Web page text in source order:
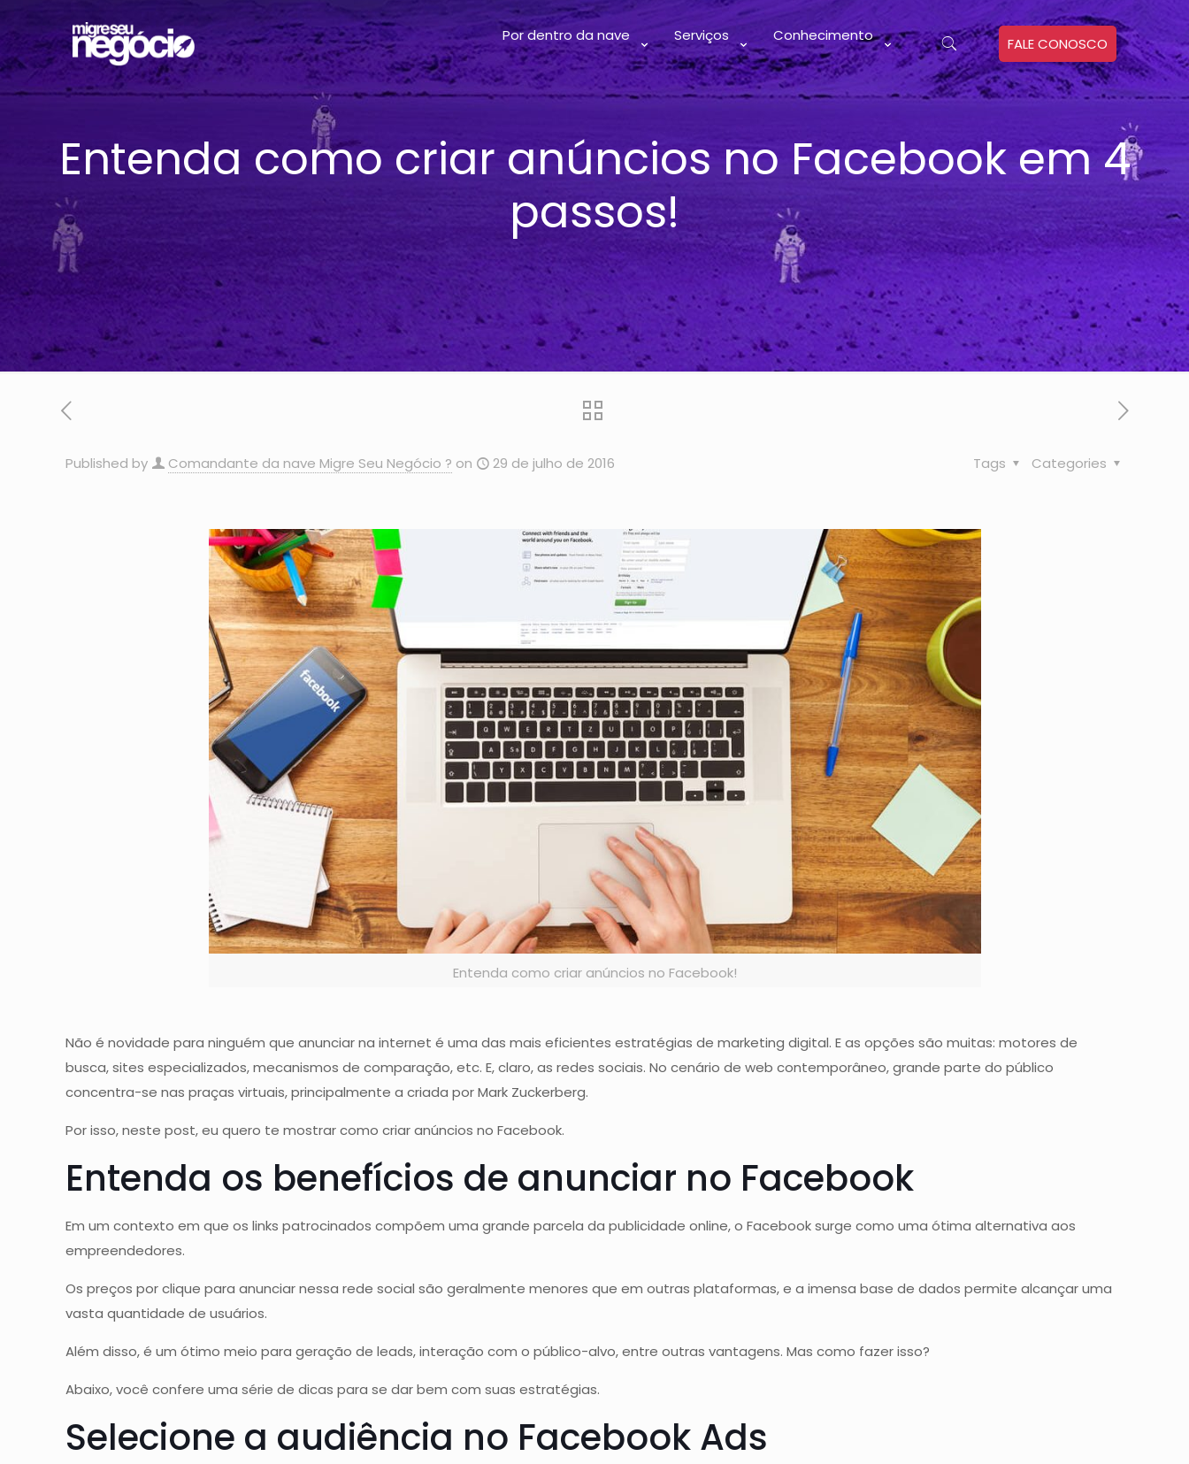
Por dentro da nave Serviços Conhecimento FALE CONOSCO
Entenda como criar anúncios no Facebook em 4
passos!
Published by Comandante da nave Migre Seu Negócio ? on 29 de julho de 2016 Categories
Tags
Entenda como criar anúncios no Facebook!
Não é novidade para ninguém que anunciar na internet é uma das mais eficientes estratégias de marketing digital. E as opções são muitas: motores de
busca, sites especializados, mecanismos de comparação, etc. E, claro, as redes sociais. No cenário de web contemporâneo, grande parte do público
concentra-se nas praças virtuais, principalmente a criada por Mark Zuckerberg.
Por isso, neste post, eu quero te mostrar como criar anúncios no Facebook.
Entenda os benefícios de anunciar no Facebook
Em um contexto em que os links patrocinados compõem uma grande parcela da publicidade online, o Facebook surge como uma ótima alternativa aos
empreendedores.
Os preços por clique para anunciar nessa rede social são geralmente menores que em outras plataformas, e a imensa base de dados permite alcançar uma
vasta quantidade de usuários.
Além disso, é um ótimo meio para geração de leads, interação com o público-alvo, entre outras vantagens. Mas como fazer isso?
Abaixo, você confere uma série de dicas para se dar bem com suas estratégias.
Selecione a audiência no Facebook Ads